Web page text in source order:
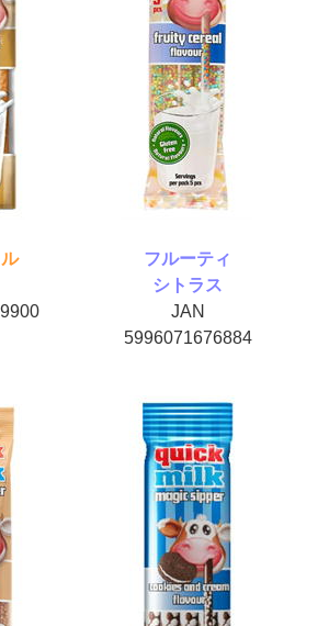
フルーティ
シトラス
JAN
5996071676884